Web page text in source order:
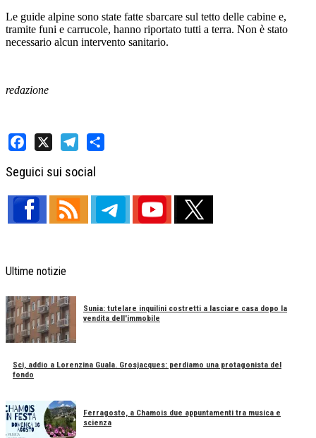
Le guide alpine sono state fatte sbarcare sul tetto delle cabine e,
tramite funi e carrucole, hanno riportato tutti a terra. Non è stato
necessario alcun intervento sanitario.
redazione
Seguici sui social
Ultime notizie
Sunia: tutelare inquilini costretti a lasciare casa dopo la
vendita dell'immobile
Sci, addio a Lorenzina Guala. Grosjacques: perdiamo una protagonista del
fondo
Ferragosto, a Chamois due appuntamenti tra musica e
scienza